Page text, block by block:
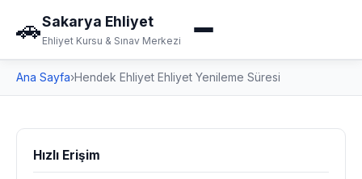
🚗Sakarya Ehliyet
Ehliyet Kursu & Sınav Merkezi
Ana Sayfa›Hendek Ehliyet Ehliyet Yenileme Süresi
Hızlı Erişim